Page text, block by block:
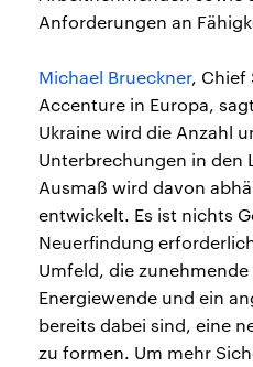
Anforderungen an
Michael Brueckner, Chief
Accenture in Europa,
Ukraine wird die Anzahl
Unterbrechungen in den
Ausmaß wird davon
entwickelt. Es ist nichts
Neuerfindung
Umfeld, die
Energiewende und ein
bereits dabei sind, eine
zu formen. Um mehr